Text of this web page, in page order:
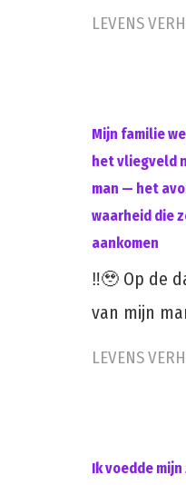
LEVENS
Mijn familie
het vliegveld
man — het
waarheid die
aankomen
‼️🥹 Op de
van mijn
LEVENS
Ik voedde